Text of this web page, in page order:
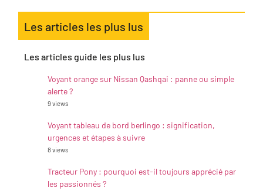
Les articles les plus lus
Les articles guide les plus lus
Voyant orange sur Nissan Qashqai : panne ou simple
alerte ?
9 views
Voyant tableau de bord berlingo : signification,
urgences et étapes à suivre
8 views
Tracteur Pony : pourquoi est-il toujours apprécié par
les passionnés ?